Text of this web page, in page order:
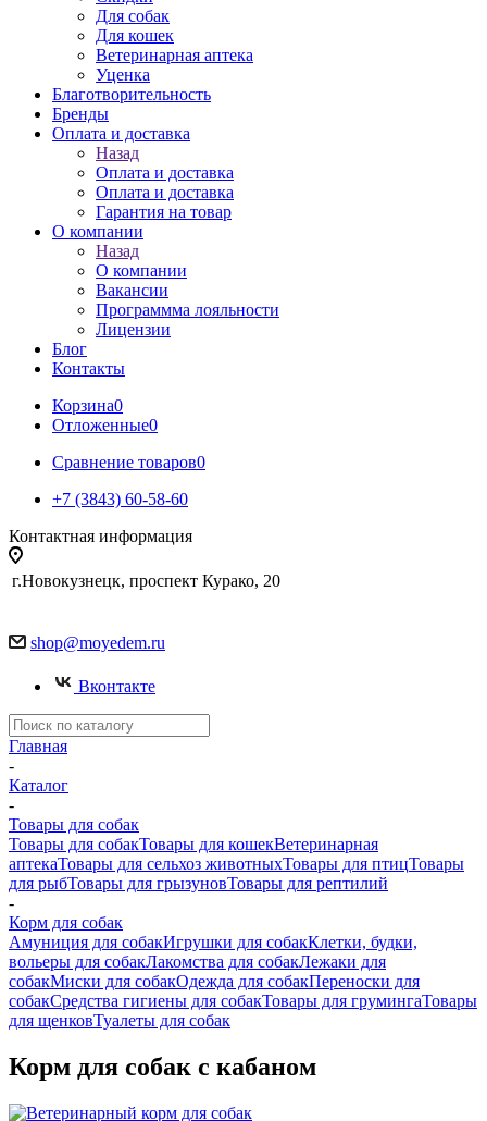
Для собак
Для кошек
Ветеринарная аптека
Уценка
Благотворительность
Бренды
Оплата и доставка
Назад
Оплата и доставка
Оплата и доставка
Гарантия на товар
О компании
Назад
О компании
Вакансии
Программма лояльности
Лицензии
Блог
Контакты
Корзина0
Отложенные0
Сравнение товаров0
+7 (3843) 60-58-60
Контактная информация
г.Новокузнецк, проспект Курако, 20
shop@moyedem.ru
Вконтакте
Главная
-
Каталог
-
Товары для собак
Товары для собакТовары для кошекВетеринарная
аптекаТовары для сельхоз животныхТовары для птицТовары
для рыбТовары для грызуновТовары для рептилий
-
Корм для собак
Амуниция для собакИгрушки для собакКлетки, будки,
вольеры для собакЛакомства для собакЛежаки для
собакМиски для собакОдежда для собакПереноски для
собакСредства гигиены для собакТовары для грумингаТовары
для щенковТуалеты для собак
Корм для собак с кабаном